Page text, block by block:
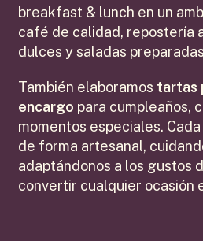
breakfast & lunch en un
café de calidad, repostería
dulces y saladas
También elaboramos tartas
encargo para cumpleaños,
momentos especiales.
de forma artesanal,
adaptándonos a los gustos
convertir cualquier ocasión